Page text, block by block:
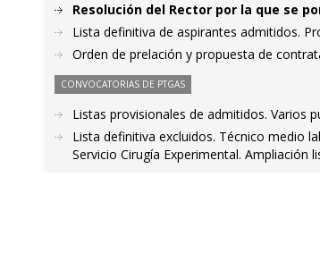
Resolución del Rector por la que se
Lista definitiva de aspirantes admitidos.
Orden de prelación y propuesta de
CONVOCATORIAS DE PTGAS
Listas provisionales de admitidos. Varios
Lista definitiva excluidos. Técnico medio
Servicio Cirugía Experimental. Ampliación